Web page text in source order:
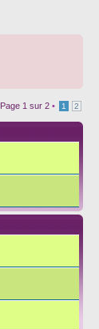
Page 1 sur 2 • 1 2